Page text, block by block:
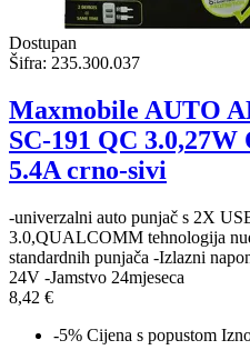
Dostupan
Šifra: 235.300.037
Maxmobile AUTO
SC-191 QC
5.4A crno-sivi
-univerzalni auto punjač s 2X
3.0,QUALCOMM tehnologija
standardnih punjača -Izlazni
24V -Jamstvo 24mjeseca
8,42 €
-5% Cijena s popustom